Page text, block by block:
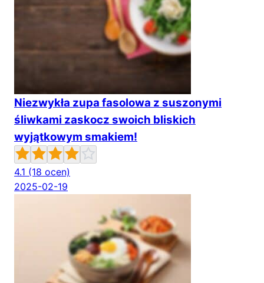
Niezwykła zupa fasolowa z suszonymi
śliwkami zaskocz swoich bliskich
wyjątkowym smakiem!
4.1 (18 ocen)
2025-02-19